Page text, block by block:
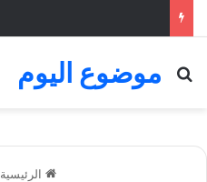
موضوع اليوم
بحث عن
الرئيسية